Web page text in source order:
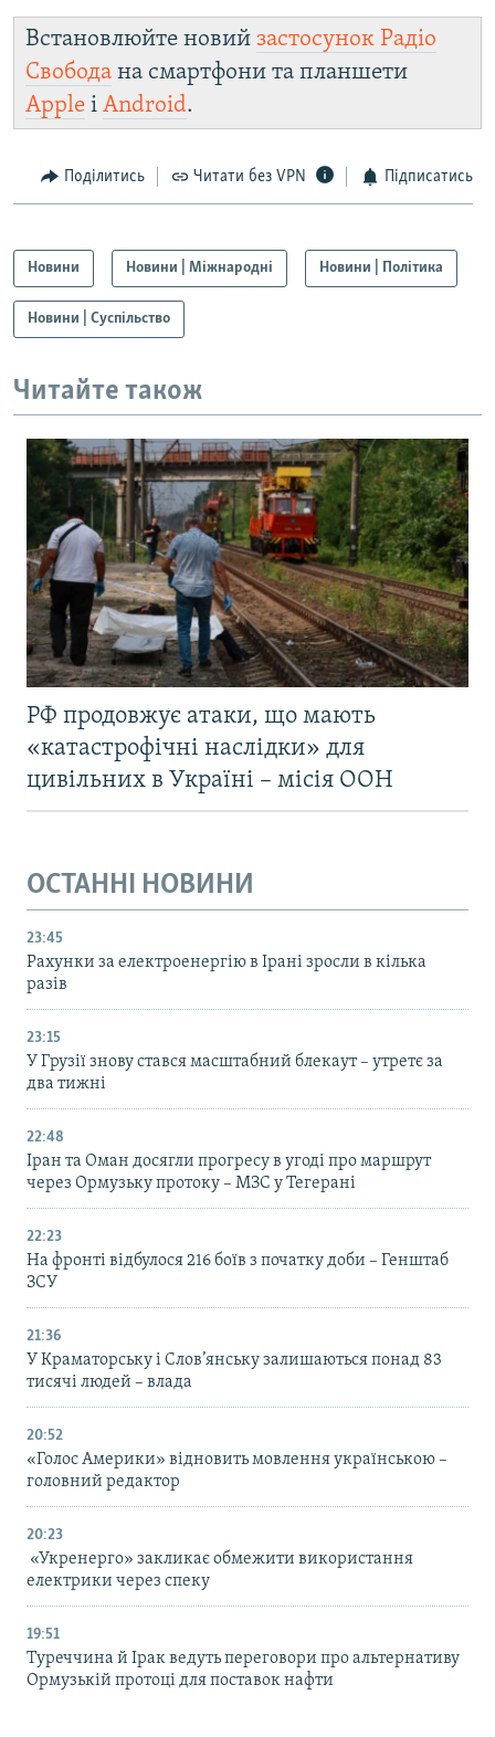
Встановлюйте новий застосунок Радіо
Свобода на смартфони та планшети
Apple і Android.
Поділитись Читати без VPN Підписатись
Новини Новини | Міжнародні Новини | Політика
Новини | Суспільство
Читайте також
РФ продовжує атаки, що мають
«катастрофічні наслідки» для
цивільних в Україні – місія ООН
ОСТАННІ НОВИНИ
23:45
Рахунки за електроенергію в Ірані зросли в кілька
разів
23:15
У Грузії знову стався масштабний блекаут – утретє за
два тижні
22:48
Іран та Оман досягли прогресу в угоді про маршрут
через Ормузьку протоку – МЗС у Тегерані
22:23
На фронті відбулося 216 боїв з початку доби – Генштаб
ЗСУ
21:36
У Краматорську і Слов’янську залишаються понад 83
тисячі людей – влада
20:52
«Голос Америки» відновить мовлення українською –
головний редактор
20:23
«Укренерго» закликає обмежити використання
електрики через спеку
19:51
Туреччина й Ірак ведуть переговори про альтернативу
Ормузькій протоці для поставок нафти